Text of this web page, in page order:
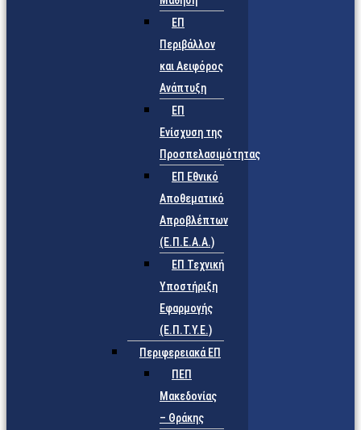
ΕΠ
Περιβάλλον
και Αειφόρος
Ανάπτυξη
ΕΠ
Ενίσχυση της
Προσπελασιμότητας
ΕΠ Εθνικό
Αποθεματικό
Απροβλέπτων
(Ε.Π.Ε.Α.Α.)
ΕΠ Τεχνική
Υποστήριξη
Εφαρμογής
(Ε.Π.Τ.Υ.Ε.)
Περιφερειακά ΕΠ
ΠΕΠ
Μακεδονίας
– Θράκης